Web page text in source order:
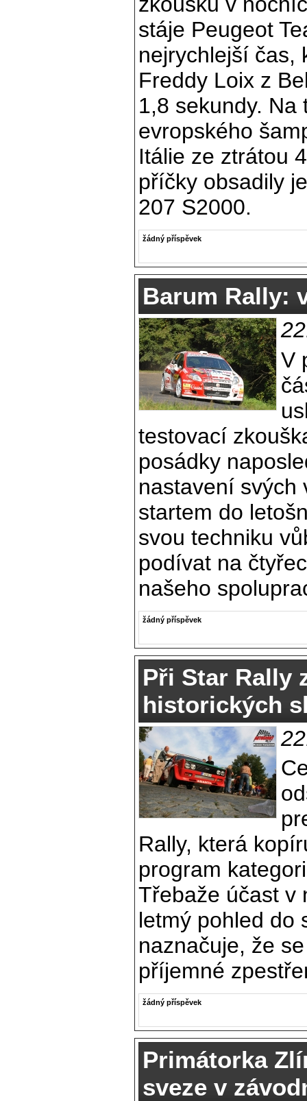
stáje Peugeot
nejrychlejší čas,
Freddy Loix z
1,8 sekundy.
evropského
Itálie ze ztrátou
příčky obsadily
207 S2000.
žádný příspěvek
Barum Rally:
V
testovací
posádky
nastavení svých
startem do
svou techniku
podívat na
našeho
žádný příspěvek
Při Star Rally
historických
Rally, která
program
Třebaže účast v
letmý pohled do
naznačuje, že
příjemné
žádný příspěvek
Primátorka
sveze v